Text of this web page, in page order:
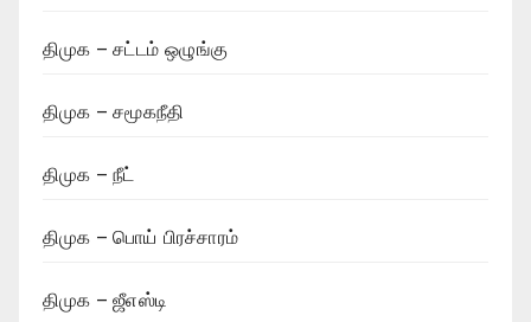
திமுக – சட்டம் ஒழுங்கு
திமுக – சமூகநீதி
திமுக – நீட்
திமுக – பொய் பிரச்சாரம்
திமுக – ஜீஎஸ்டி